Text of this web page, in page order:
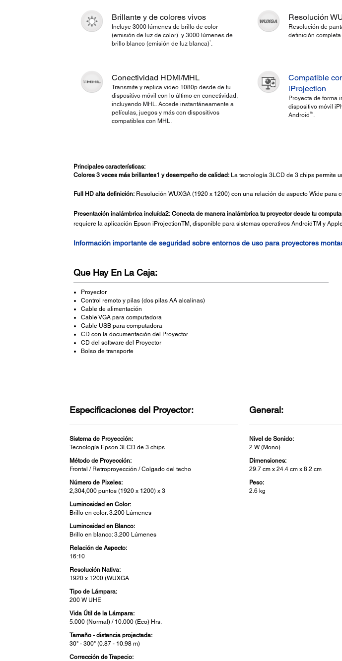
Brillante y de colores vivos
Incluye 3000 lúmenes de brillo de color
(emisión de luz de color)1
y 3000 lúmenes de
brillo blanco (emisión de luz blanca)1
Resolución
Resolución de
definición
Conectividad HDMI/MHL
Transmite y replica video 1080p desde de tu
dispositivo móvil con lo último en conectividad,
incluyendo MHL. Accede instantáneamente a
películas, juegos y más con dispositivos
compatibles con MHL.
Compatible
iProjection
Proyecta de forma
dispositivo móvil
Android TM .
Principales características:
Colores 3 veces más brillantes1 y desempeño de calidad:La tecnología 3LCD de 3 chips permite
Full HD alta definición:Resolución WUXGA (1920 x 1200) con una relación de aspecto Wide para
Presentación inalámbrica incluída2:Conecta de manera inalámbrica tu proyector desde tu
requiere la aplicación Epson iProjectionTM, disponible para sistemas operativos AndroidTM y
Información importante de seguridad sobre entornos de uso para proyectores
Que Hay En La Caja:
Proyector
Control remoto y pilas (dos pilas AA alcalinas)
Cable de alimentación
Cable VGA para computadora
Cable USB para computadora
CD con la documentación del Proyector
CD del software del Proyector
Bolso de transporte
Especificaciones del Proyector:
Sistema de Proyección:
Tecnología Epson 3LCD de 3 chips
Método de Proyección:
Frontal / Retroproyección / Colgado del techo
Número de Pixeles:
2,304,000 puntos (1920 x 1200) x 3
Luminosidad en Color:
Brillo en color: 3.200 Lúmenes
Luminosidad en Blanco:
Brillo en blanco: 3.200 Lúmenes
Relación de Aspecto:
16:10
Resolución Nativa:
1920 x 1200 (WUXGA
Tipo de Lámpara:
200 W UHE
Vida Útil de la Lámpara:
5.000 (Normal) / 10.000 (Eco) Hrs.
Tamaño - distancia projectada:
30" - 300" (0.87 - 10.98 m)
Corrección de Trapecio:
General:
Nivel de Sonido:
2 W (Mono)
Dimensiones:
29.7 cm x 24.4 cm x 8.2 cm
Peso:
2.6 kg